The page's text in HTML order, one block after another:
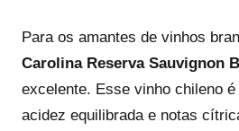
Para os amantes de vinhos
Carolina Reserva Sauvignon
excelente. Esse vinho chileno
acidez equilibrada e notas